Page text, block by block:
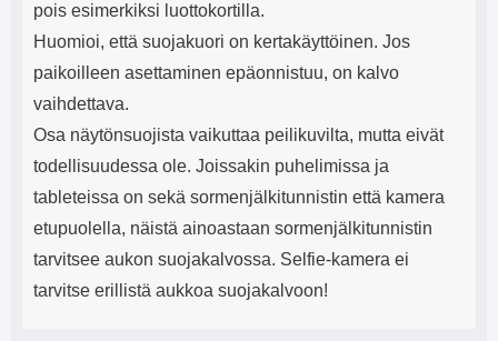
pois esimerkiksi luottokortilla.
Huomioi, että suojakuori on kertakäyttöinen. Jos
paikoilleen asettaminen epäonnistuu, on kalvo
vaihdettava.
Osa näytönsuojista vaikuttaa peilikuvilta, mutta eivät
todellisuudessa ole. Joissakin puhelimissa ja
tableteissa on sekä sormenjälkitunnistin että kamera
etupuolella, näistä ainoastaan sormenjälkitunnistin
tarvitsee aukon suojakalvossa. Selfie-kamera ei
tarvitse erillistä aukkoa suojakalvoon!